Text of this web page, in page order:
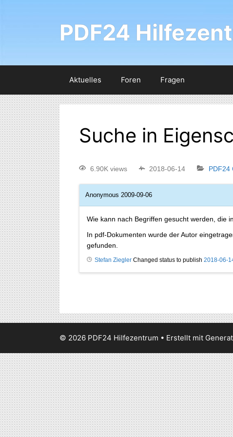
PDF24
Aktuelles Foren Fragen
Suche in
6.90K views 2018-06-14 PDF24
Anonymous 2009-09-06
Wie kann nach Begriffen gesucht werden, die
In pdf-Dokumenten wurde der Autor
gefunden.
Stefan Ziegler Changed status to publish 2018-06-
© 2026 PDF24 Hilfezentrum • Erstellt mit